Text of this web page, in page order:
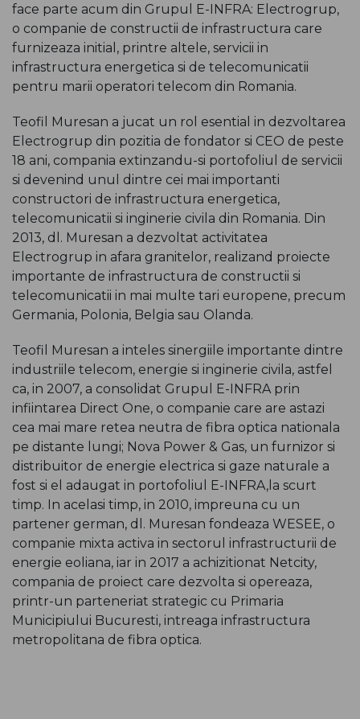
face parte acum din Grupul E-INFRA: Electrogrup,
o companie de constructii de infrastructura care
furnizeaza initial, printre altele, servicii in
infrastructura energetica si de telecomunicatii
pentru marii operatori telecom din Romania.
Teofil Muresan a jucat un rol esential in dezvoltarea
Electrogrup din pozitia de fondator si CEO de peste
18 ani, compania extinzandu-si portofoliul de servicii
si devenind unul dintre cei mai importanti
constructori de infrastructura energetica,
telecomunicatii si inginerie civila din Romania. Din
2013, dl. Muresan a dezvoltat activitatea
Electrogrup in afara granitelor, realizand proiecte
importante de infrastructura de constructii si
telecomunicatii in mai multe tari europene, precum
Germania, Polonia, Belgia sau Olanda.
Teofil Muresan a inteles sinergiile importante dintre
industriile telecom, energie si inginerie civila, astfel
ca, in 2007, a consolidat Grupul E-INFRA prin
infiintarea Direct One, o companie care are astazi
cea mai mare retea neutra de fibra optica nationala
pe distante lungi; Nova Power & Gas, un furnizor si
distribuitor de energie electrica si gaze naturale a
fost si el adaugat in portofoliul E-INFRA,la scurt
timp. In acelasi timp, in 2010, impreuna cu un
partener german, dl. Muresan fondeaza WESEE, o
companie mixta activa in sectorul infrastructurii de
energie eoliana, iar in 2017 a achizitionat Netcity,
compania de proiect care dezvolta si opereaza,
printr-un parteneriat strategic cu Primaria
Municipiului Bucuresti, intreaga infrastructura
metropolitana de fibra optica.